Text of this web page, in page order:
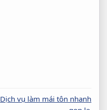
Dịch vụ làm mái tôn nhanh